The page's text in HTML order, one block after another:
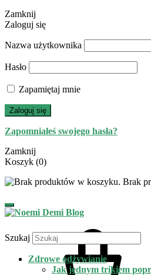
Zamknij
Zaloguj się
Nazwa użytkownika
Hasło
Zapamiętaj mnie
Zaloguj się
Zapomniałeś swojego hasła?
Zamknij
Koszyk (0)
Brak
Szukaj
Zdrowe odżywianie
Jak jednym trikiem